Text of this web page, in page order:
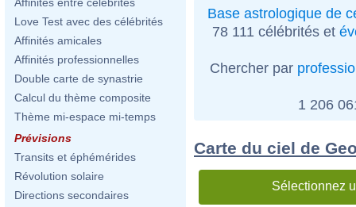
Love Test avec des célébrités
Affinités amicales
Affinités professionnelles
Double carte de synastrie
Calcul du thème composite
Thème mi-espace mi-temps
Prévisions
Transits et éphémérides
Révolution solaire
Directions secondaires
Base astrologique de
78 111 célébrités et
Chercher par
1 206
Carte du ciel de
Sélectionnez